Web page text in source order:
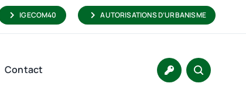
IGECOM40 AUTORISATIONS D’URBANISME
Contact